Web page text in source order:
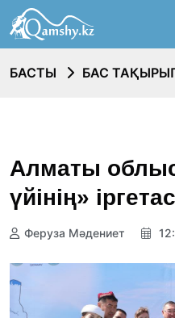
БАСТЫ БАС
Алматы
үйінің»
Феруза Мәдениет